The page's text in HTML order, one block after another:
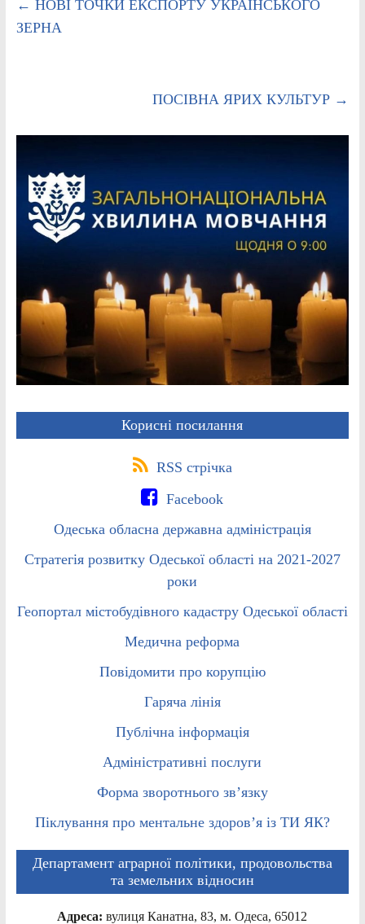
← НОВІ ТОЧКИ ЕКСПОРТУ УКРАЇНСЬКОГО
ЗЕРНА
ПОСІВНА ЯРИХ КУЛЬТУР →
Корисні посилання
RSS стрічка
Facebook
Одеська обласна державна адміністрація
Стратегія розвитку Одеської області на 2021-2027
роки
Геопортал містобудівного кадастру Одеської області
Медична реформа
Повідомити про корупцію
Гаряча лінія
Публічна інформація
Адміністративні послуги
Форма зворотнього зв’язку
Піклування про ментальне здоров’я із ТИ ЯК?
Департамент аграрної політики, продовольства
та земельних відносин
Адреса: вулиця Канатна, 83, м. Одеса, 65012